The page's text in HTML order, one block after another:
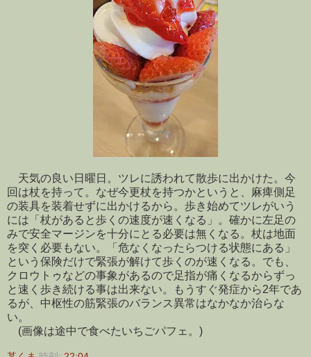
天気の良い日曜日。ツレに誘われて散歩に出かけた。今
回は杖を持って。なぜ今更杖を持つかというと、麻痺側足
の装具を装着せずに出かけるから。歩き始めてツレがいう
には「杖があると歩くの速度が速くなる」。確かに左足の
みで安全マージンを十分にとる必要は無くなる。杖は地面
を突く必要もない。「危なくなったらつける状態にある」
という保険だけで緊張が解けて歩くのが速くなる。でも、
クロウトゥなどの事象があるので足指が痛くなるからずっ
と速く歩き続ける事は出来ない。もうすぐ発症から2年であ
るが、中枢性の筋緊張のバランス異常はなかなか治らな
い。
(画像は途中で食べたいちごパフェ。)